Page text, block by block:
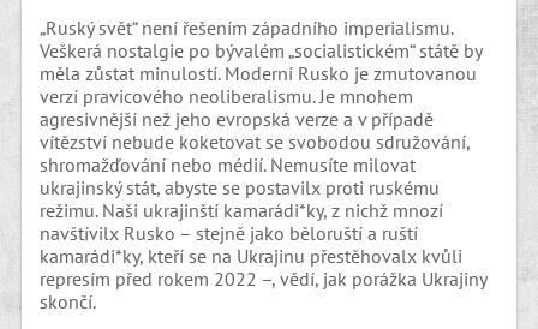
„Ruský svět“ není řešením západního imperialismu.
Veškerá nostalgie po bývalém „socialistickém“ státě by
měla zůstat minulostí. Moderní Rusko je zmutovanou
verzí pravicového neoliberalismu. Je mnohem
agresivnější než jeho evropská verze a v případě
vítězství nebude koketovat se svobodou sdružování,
shromažďování nebo médií. Nemusíte milovat
ukrajinský stát, abyste se postavilx proti ruskému
režimu. Naši ukrajinští kamarádi*ky, z nichž mnozí
navštívilx Rusko – stejně jako běloruští a ruští
kamarádi*ky, kteří se na Ukrajinu přestěhovalx kvůli
represím před rokem 2022 –, vědí, jak porážka Ukrajiny
skončí.